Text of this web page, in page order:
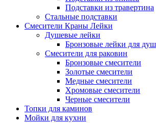
Подставки из травертина
Стальные подставки
Смесители Краны Лейки
Душевые лейки
Бронзовые лейки для
Смесители для раковин
Бронзовые смесители
Золотые смесители
Медные смесители
Хромовые смесители
Черные смесители
Топки для каминов
Мойки для кухни